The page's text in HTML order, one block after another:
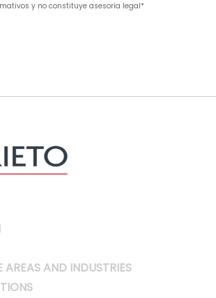
y no constituye asesoría legal*
AREAS AND INDUSTRIES